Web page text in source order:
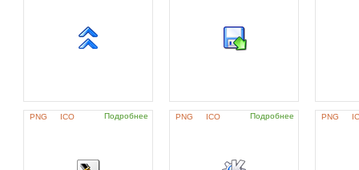
PNG ICO Подробнее PNG ICO Подробнее PNG